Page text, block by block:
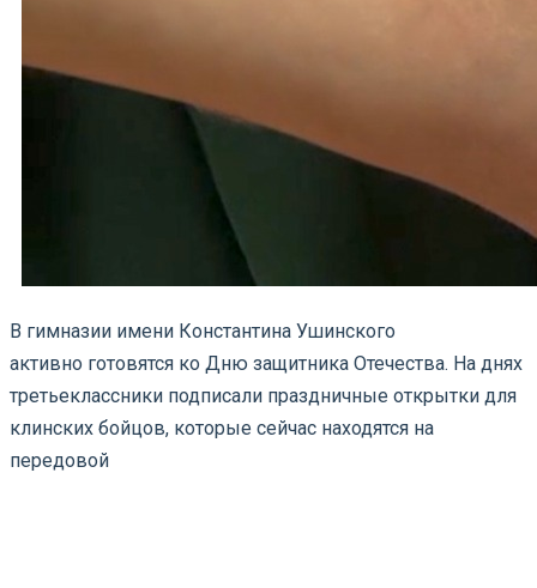
В гимназии имени Константина Ушинского
активно готовятся ко Дню защитника Отечества. На днях
третьеклассники подписали праздничные открытки для
клинских бойцов, которые сейчас находятся на
передовой